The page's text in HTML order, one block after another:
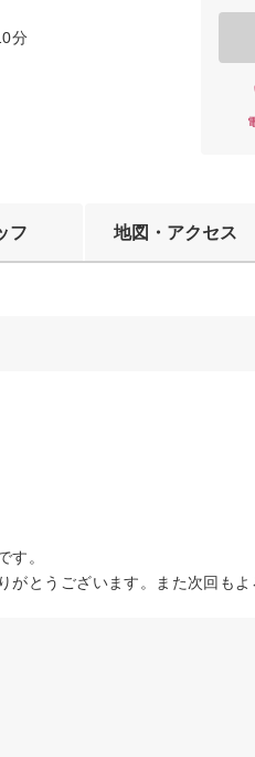
分
フ 地図・アクセス
す。
とうございます。また次回も